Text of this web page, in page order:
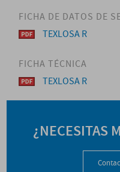
FICHA DE DATOS DE
TEXLOSA R
FICHA TÉCNICA
TEXLOSA R
¿NECESITAS